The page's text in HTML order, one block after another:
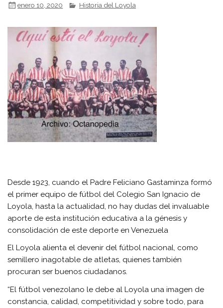
enero 10, 2020 Historia del Loyola
Desde 1923, cuando el Padre Feliciano Gastaminza formó
el primer equipo de fútbol del Colegio San Ignacio de
Loyola, hasta la actualidad, no hay dudas del invaluable
aporte de esta institución educativa a la génesis y
consolidación de este deporte en Venezuela
El Loyola alienta el devenir del fútbol nacional, como
semillero inagotable de atletas, quienes también
procuran ser buenos ciudadanos.
“El fútbol venezolano le debe al Loyola una imagen de
constancia, calidad, competitividad y sobre todo, para